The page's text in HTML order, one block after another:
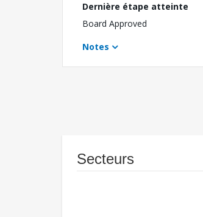
Dernière étape atteinte
Board Approved
Notes
Secteurs